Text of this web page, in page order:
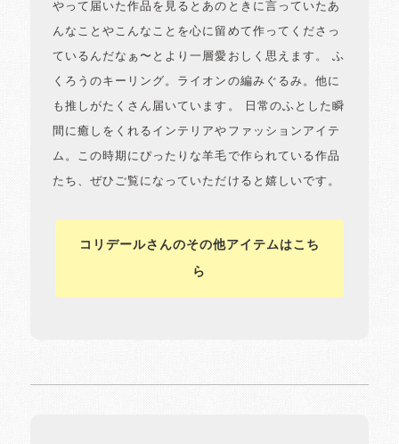
やって届いた作品を見るとあのときに言っていたあ
んなことやこんなことを心に留めて作ってくださっ
ているんだなぁ〜とより一層愛おしく思えます。 ふ
くろうのキーリング。ライオンの編みぐるみ。他に
も推しがたくさん届いています。 日常のふとした瞬
間に癒しをくれるインテリアやファッションアイテ
ム。この時期にぴったりな羊毛で作られている作品
たち、ぜひご覧になっていただけると嬉しいです。
コリデールさんのその他アイテムはこち
ら